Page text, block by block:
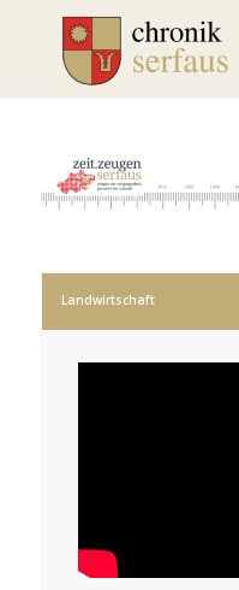
Landwirtschaft